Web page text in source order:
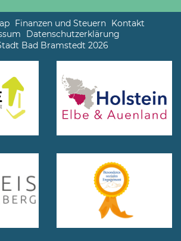
Finanzen und Steuern Kontakt
Datenschutzerklärung
Bad Bramstedt 2026